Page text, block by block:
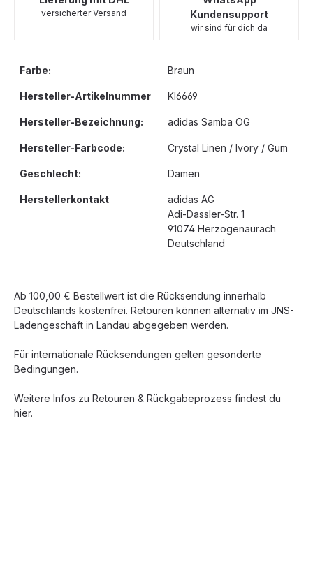
versicherter Versand
Kundensupport
wir sind für dich da
Farbe: Braun
Hersteller-Artikelnummer KI6669
Hersteller-Bezeichnung: adidas Samba OG
Hersteller-Farbcode: Crystal Linen / Ivory / Gum
Geschlecht: Damen
Herstellerkontakt
adidas AG
Adi-Dassler-Str. 1
91074 Herzogenaurach
Deutschland
Ab 100,00 € Bestellwert ist die Rücksendung innerhalb
Deutschlands kostenfrei. Retouren können alternativ im JNS-
Ladengeschäft in Landau abgegeben werden.
Für internationale Rücksendungen gelten gesonderte
Bedingungen.
Weitere Infos zu Retouren & Rückgabeprozess findest du
hier.